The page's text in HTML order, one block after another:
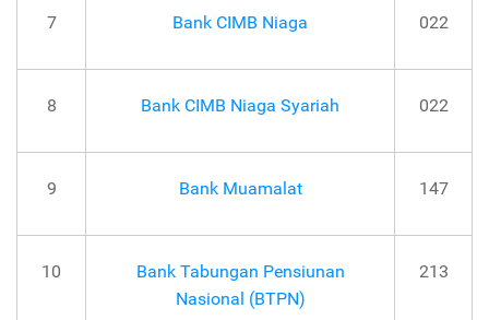
7 Bank CIMB Niaga 022
8 Bank CIMB Niaga Syariah 022
9 Bank Muamalat 147
10
Bank Tabungan Pensiunan
Nasional (BTPN)
213